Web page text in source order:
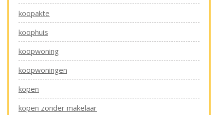
koopakte
koophuis
koopwoning
koopwoningen
kopen
kopen zonder makelaar